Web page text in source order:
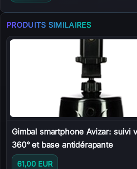
PRODUITS SIMILAIRES
Gimbal smartphone Avizar: suivi
360° et base antidérapante
61,00 EUR